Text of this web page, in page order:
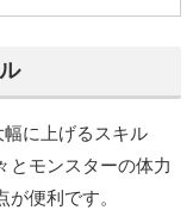
に上げるスキル
とモンスターの体力
便利です。